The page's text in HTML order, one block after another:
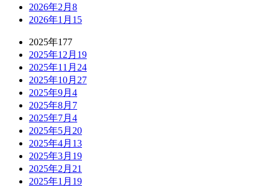
2026年2月 8
2026年1月 15
2025年177
2025年12月 19
2025年11月 24
2025年10月 27
2025年9月 4
2025年8月 7
2025年7月 4
2025年5月 20
2025年4月 13
2025年3月 19
2025年2月 21
2025年1月 19